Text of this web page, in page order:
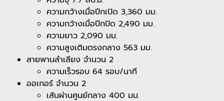
ความกว้างเมื่อปีกเปิด 3,360 มม.
ความกว้างเมื่อปีกปิด 2,490 มม.
ความยาว 2,090 มม.
ความสูงเติมตรงกลาง 563 มม.
สายพานลำเลียง จำนวน 2
ความเร็วรอบ 64 รอบ/นาที
ออเกอร์ จำนวน 2
เส้นผ่านศูนย์กลาง 400 มม.